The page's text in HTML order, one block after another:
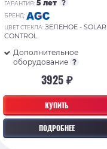
КУПИТЬ
ПОДРОБНЕЕ
ГАРАНТИЯ:5 лет ?
БРЕНД:
ЦВЕТ СТЕКЛА:ЗЕЛЕНОЕ - SOLAR
CONTROL
Дополнительное
оборудование ?
3925 ₽